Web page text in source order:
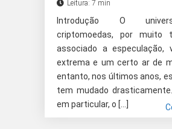
Leitura: 7 min
Introdução O
criptomoedas, por muito
associado a especulação,
extrema e um certo ar de
entanto, nos últimos anos,
tem mudado
em particular, o […]